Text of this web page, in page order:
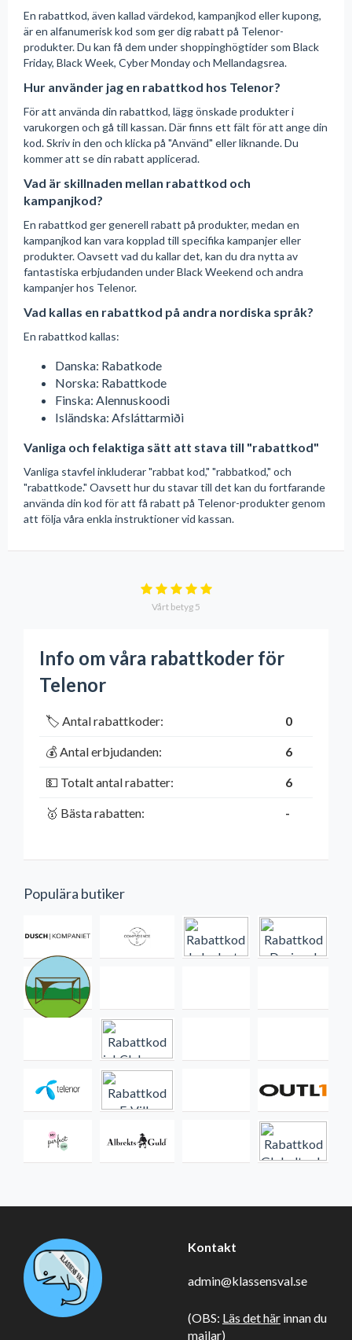
En rabattkod, även kallad värdekod, kampanjkod eller kupong,
är en alfanumerisk kod som ger dig rabatt på Telenor-
produkter. Du kan få dem under shoppinghögtider som Black
Friday, Black Week, Cyber Monday och Mellandagsrea.
Hur använder jag en rabattkod hos Telenor?
För att använda din rabattkod, lägg önskade produkter i
varukorgen och gå till kassan. Där finns ett fält för att ange din
kod. Skriv in den och klicka på "Använd" eller liknande. Du
kommer att se din rabatt applicerad.
Vad är skillnaden mellan rabattkod och
kampanjkod?
En rabattkod ger generell rabatt på produkter, medan en
kampanjkod kan vara kopplad till specifika kampanjer eller
produkter. Oavsett vad du kallar det, kan du dra nytta av
fantastiska erbjudanden under Black Weekend och andra
kampanjer hos Telenor.
Vad kallas en rabattkod på andra nordiska språk?
En rabattkod kallas:
Danska: Rabatkode
Norska: Rabattkode
Finska: Alennuskoodi
Isländska: Afsláttarmiði
Vanliga och felaktiga sätt att stava till "rabattkod"
Vanliga stavfel inkluderar "rabbat kod," "rabbatkod," och
"rabattkode." Oavsett hur du stavar till det kan du fortfarande
använda din kod för att få rabatt på Telenor-produkter genom
att följa våra enkla instruktioner vid kassan.
Vårt betyg 5
Info om våra rabattkoder för
Telenor
🏷️ Antal rabattkoder: 0
💰 Antal erbjudanden: 6
💵 Totalt antal rabatter: 6
🥇 Bästa rabatten: -
Populära butiker
Kontakt
admin@klassensval.se
(OBS: Läs det här innan du
mailar)